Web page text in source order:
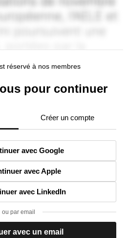
réservé à nos membres
pour continuer
Créer un compte
avec Google
avec Apple
avec LinkedIn
ou par email
avec un email